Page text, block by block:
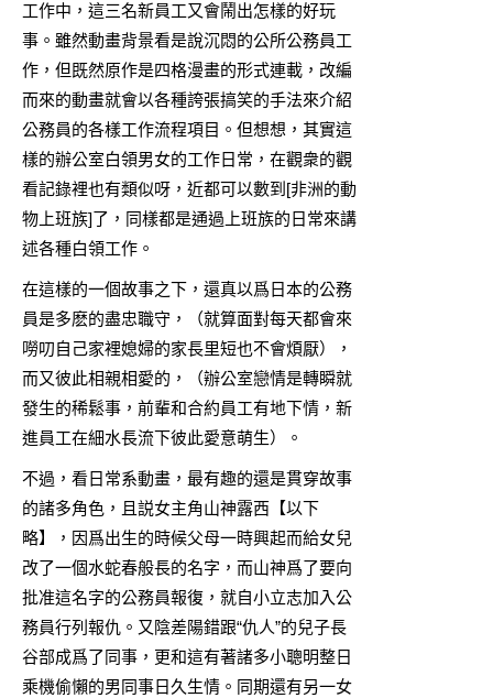
工作中，這三名新員工又會鬧出怎樣的好玩
事。雖然動畫背景看是說沉悶的公所公務員工
作，但既然原作是四格漫畫的形式連載，改編
而來的動畫就會以各種誇張搞笑的手法來介紹
公務員的各樣工作流程項目。但想想，其實這
樣的辦公室白領男女的工作日常，在觀衆的觀
看記錄裡也有類似呀，近都可以數到[非洲的動
物上班族]了，同樣都是通過上班族的日常來講
述各種白領工作。
在這樣的一個故事之下，還真以爲日本的公務
員是多麽的盡忠職守，（就算面對每天都會來
嘮叨自己家裡媳婦的家長里短也不會煩厭），
而又彼此相親相愛的，（辦公室戀情是轉瞬就
發生的稀鬆事，前輩和合約員工有地下情，新
進員工在細水長流下彼此愛意萌生）。
不過，看日常系動畫，最有趣的還是貫穿故事
的諸多角色，且説女主角山神露西【以下
略】，因爲出生的時候父母一時興起而給女兒
改了一個水蛇春般長的名字，而山神爲了要向
批准這名字的公務員報復，就自小立志加入公
務員行列報仇。又陰差陽錯跟“仇人”的兒子長
谷部成爲了同事，更和這有著諸多小聰明整日
乘機偷懶的男同事日久生情。同期還有另一女